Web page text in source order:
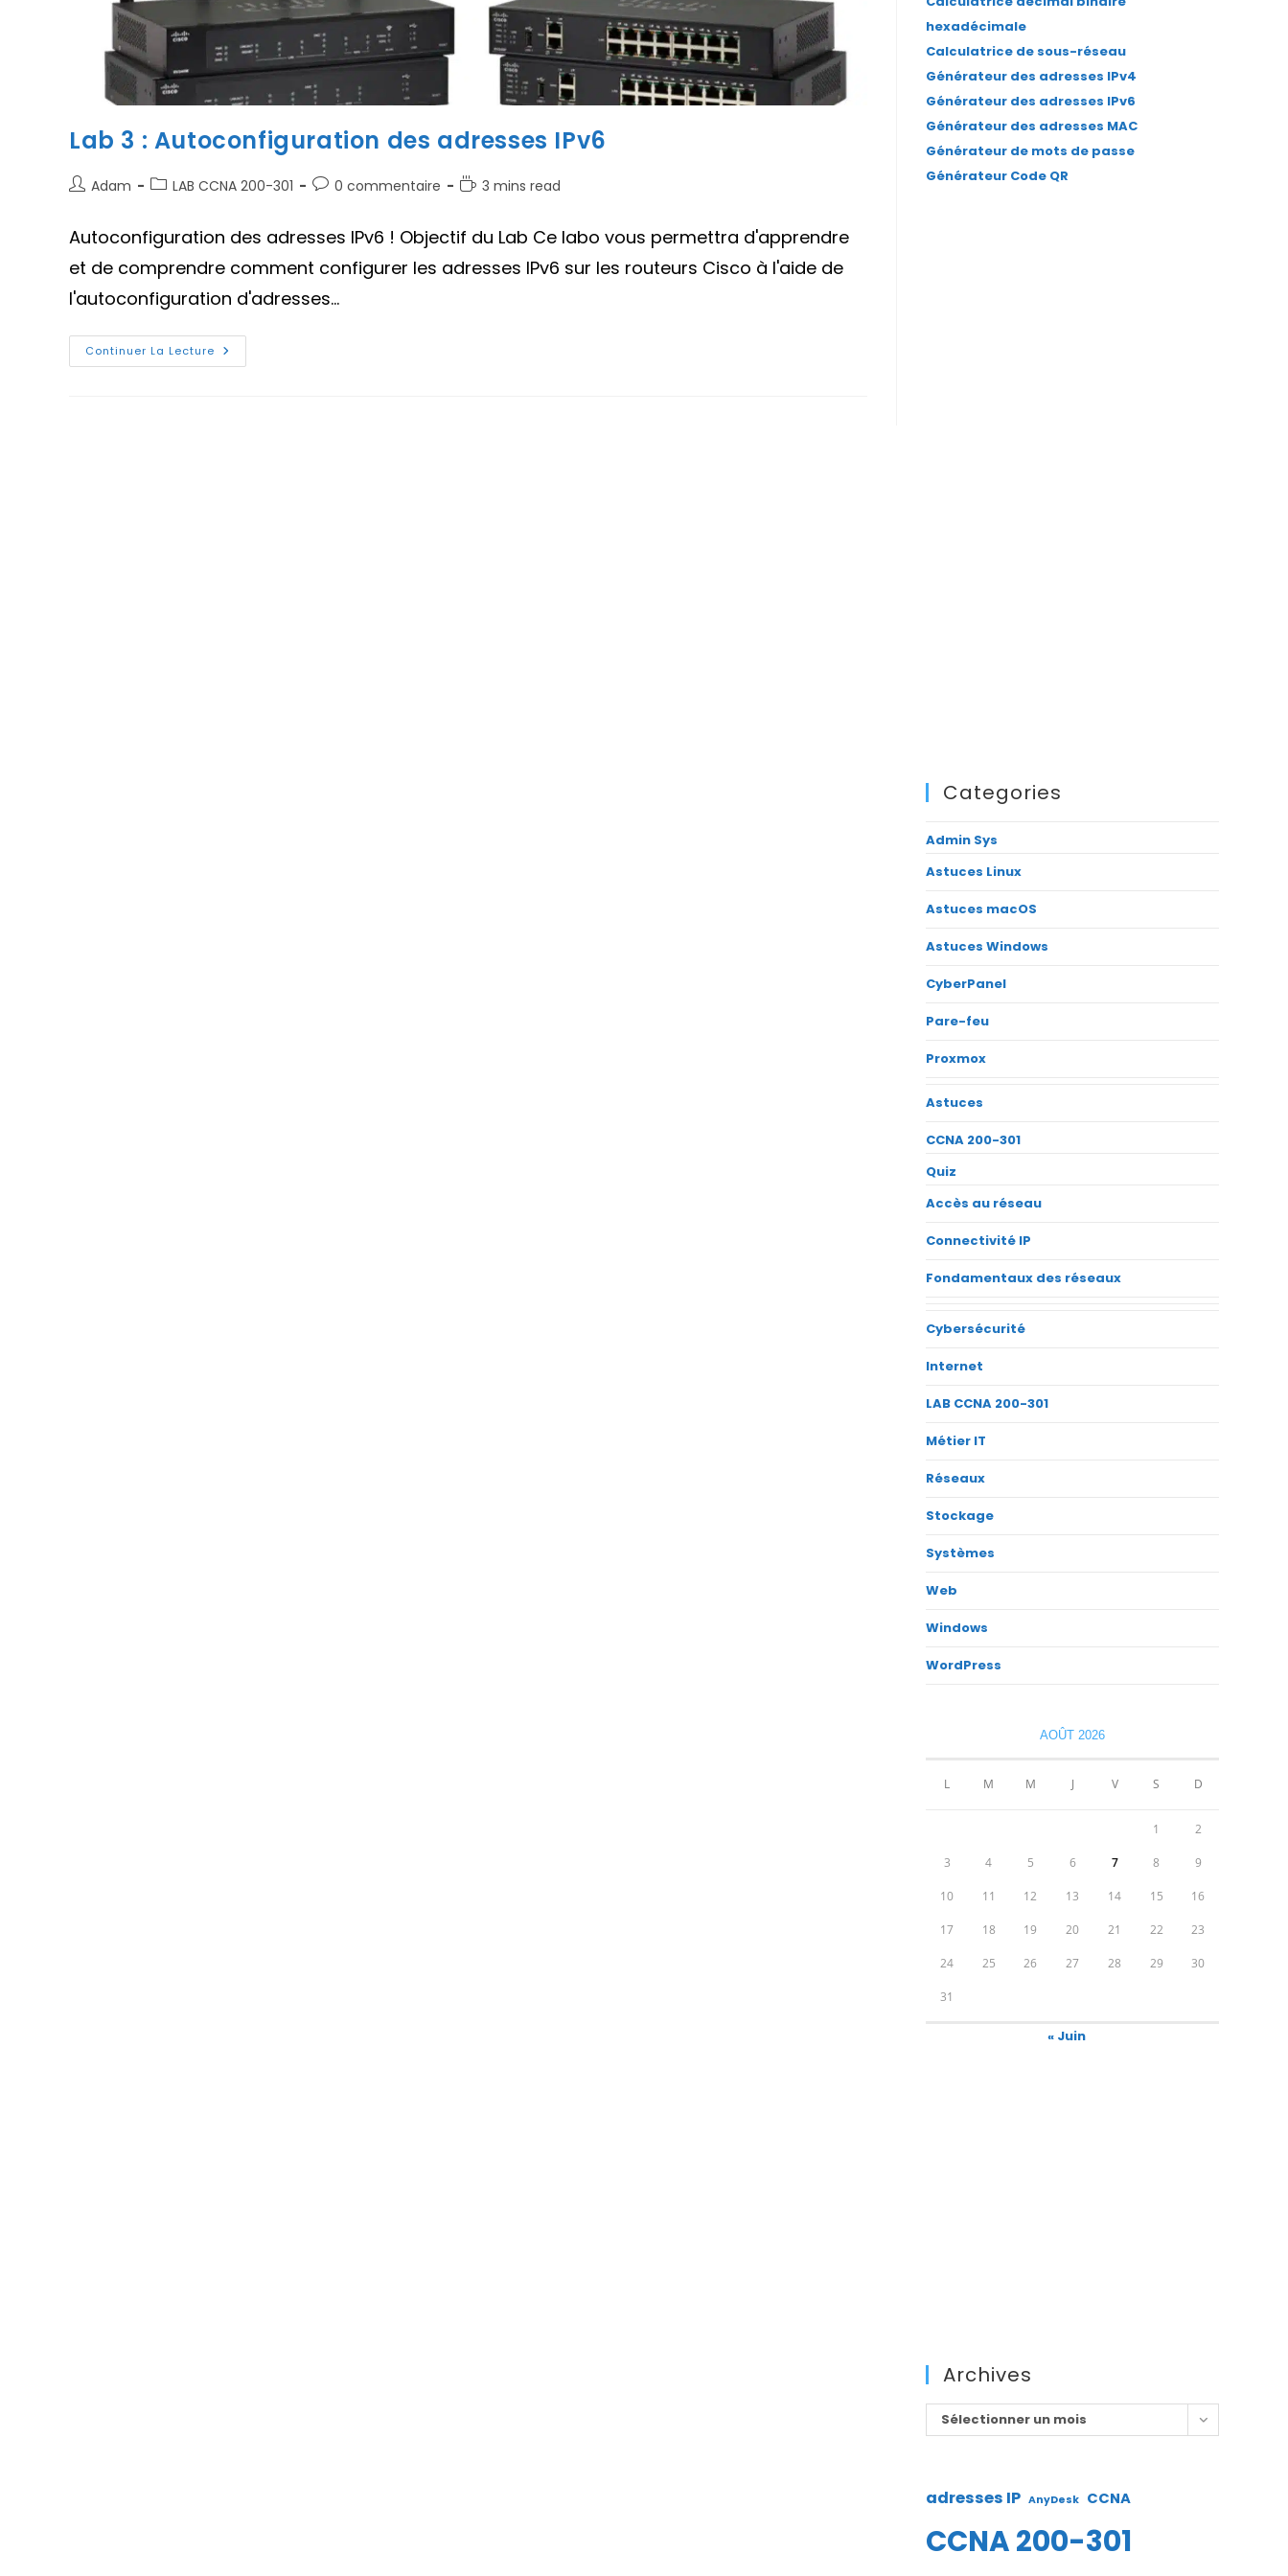
Lab 3 : Autoconfiguration des adresses IPv6
Auteur/autrice
publication :
Adam
PostLAB CCNA 200-301
Commentaires
publication :
0 commentaire
Temps3 mins read
Autoconfiguration des adresses IPv6 ! Objectif du Lab Ce labo vous permettra d'apprendre
et de comprendre comment configurer les adresses IPv6 sur les routeurs Cisco à l'aide de
l'autoconfiguration d'adresses…
Continuer La Lecture Lab
3
hexadécimale
Calculatrice de sous-réseau
Générateur des adresses IPv4
Générateur des adresses IPv6
Générateur des adresses MAC
Générateur de mots de passe
Générateur Code QR
Categories
Admin Sys
Astuces Linux
Astuces macOS
Astuces Windows
CyberPanel
Pare-feu
Proxmox
Astuces
CCNA 200-301
Quiz
Accès au réseau
Connectivité IP
Fondamentaux des réseaux
Cybersécurité
Internet
LAB CCNA 200-301
Métier IT
Réseaux
Stockage
Systèmes
Web
Windows
WordPress
AOÛT 2026
L M M J V S D
1 2
3 4 5 6 7 8 9
10 11 12 13 14 15 16
17 18 19 20 21 22 23
24 25 26 27 28 29 30
31
« Juin
Archives
Archives
Sélectionner un mois
adresses IP AnyDesk CCNA
CCNA 200-301